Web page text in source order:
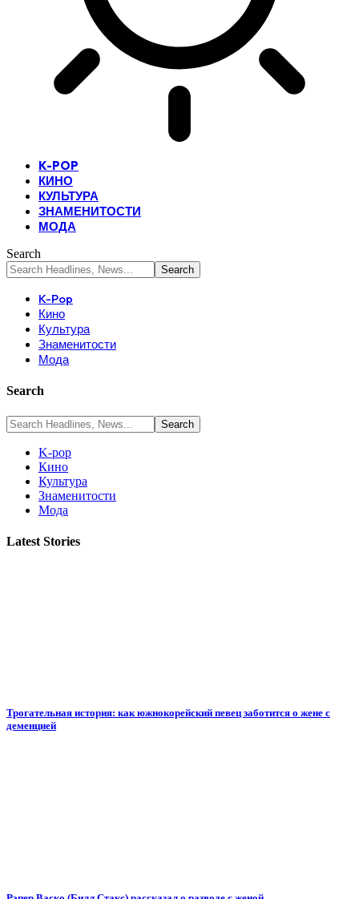
K-POP
КИНО
КУЛЬТУРА
ЗНАМЕНИТОСТИ
МОДА
Search
K-Pop
Кино
Культура
Знаменитости
Мода
Search
K-pop
Кино
Культура
Знаменитости
Мода
Latest Stories
Трогательная история: как южнокорейский певец заботится о жене с
деменцией